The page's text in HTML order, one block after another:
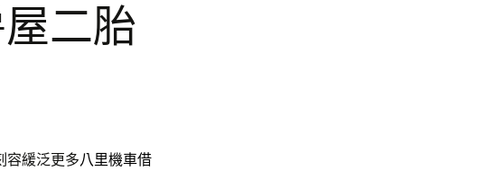
二胎
容緩泛更多八里機車借